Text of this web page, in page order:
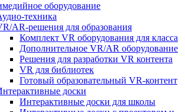
оборудование
техника
AR-решения для образования
Комплект VR оборудования для класса
Дополнительное VR/AR оборудование
Решения для разработки VR контента
VR для библиотек
Готовый образовательный VR-контент
доски
Интерактивные доски для школы